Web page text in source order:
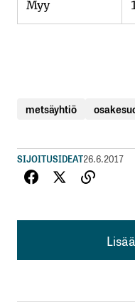
Myy 1
metsäyhtiö
SIJOITUSIDEAT26.6.2017